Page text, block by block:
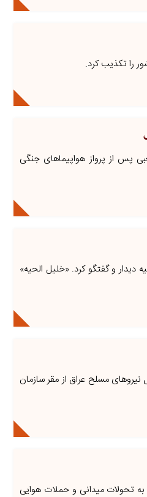
را تکذیب کرد.
پس از پرواز هواپیماهای جنگی
دیدار و گفتگو کرد. «خلیل الحیه»
نیروهای مسلح عراق از مقر سازمان
به تحولات میدانی و حملات هوایی